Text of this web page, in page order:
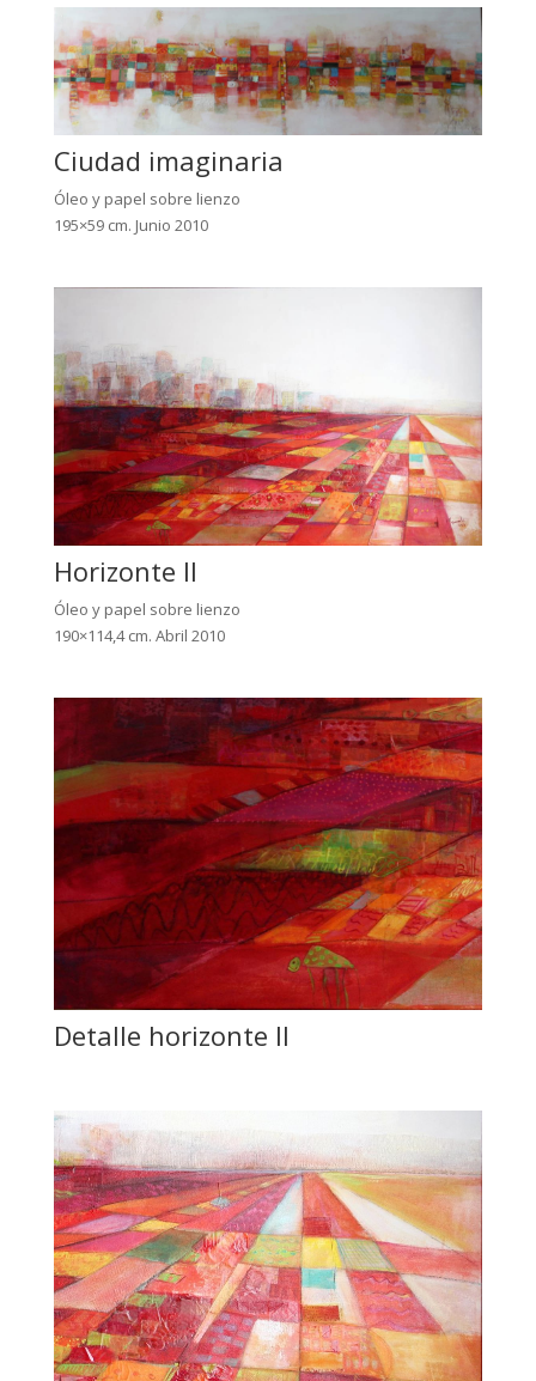
Ciudad imaginaria
Óleo y papel sobre lienzo
195×59 cm. Junio 2010
Horizonte II
Óleo y papel sobre lienzo
190×114,4 cm. Abril 2010
Detalle horizonte II